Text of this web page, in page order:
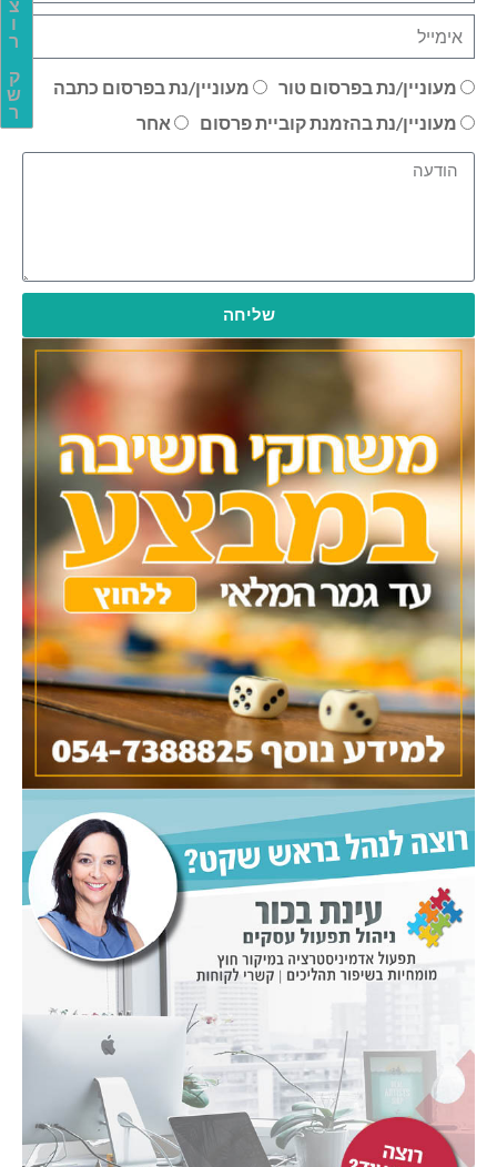
צ
ו
ר
ק
ש
ר
מעוניין/נת בפרסום טור
מעוניין/נת בפרסום כתבה
מעוניין/נת בהזמנת קוביית פרסום
אחר
שליחה